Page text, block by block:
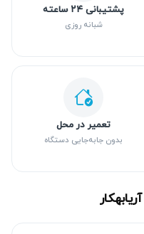
پشتیبانی ۲۴ ساعته
شبانه روزی
تعمیر در محل
بدون جابه‌جایی دستگاه